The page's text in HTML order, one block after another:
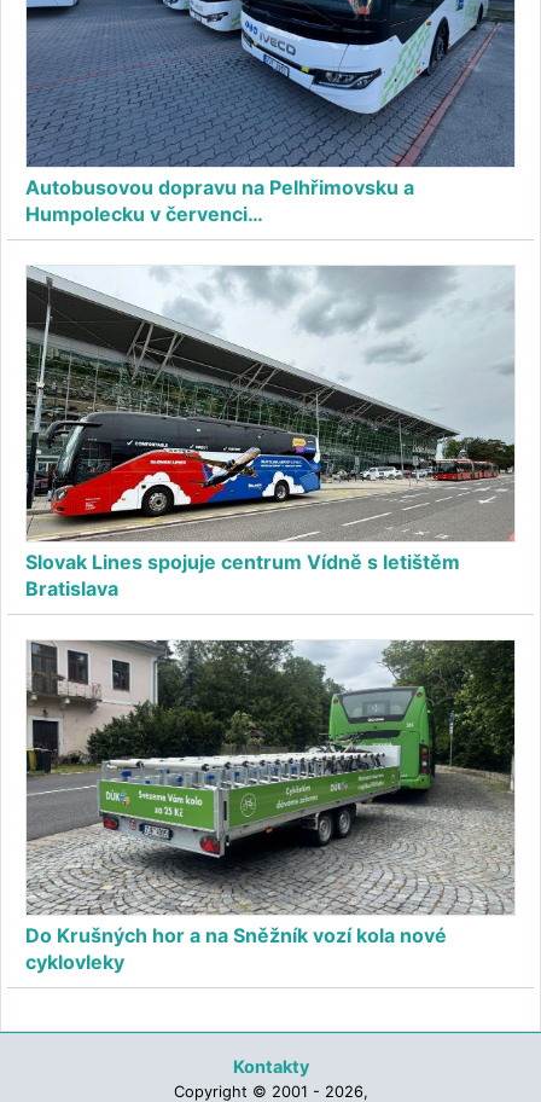
Autobusovou dopravu na Pelhřimovsku a
Humpolecku v červenci…
Slovak Lines spojuje centrum Vídně s letištěm
Bratislava
Do Krušných hor a na Sněžník vozí kola nové
cyklovleky
Kontakty
Copyright © 2001 - 2026,